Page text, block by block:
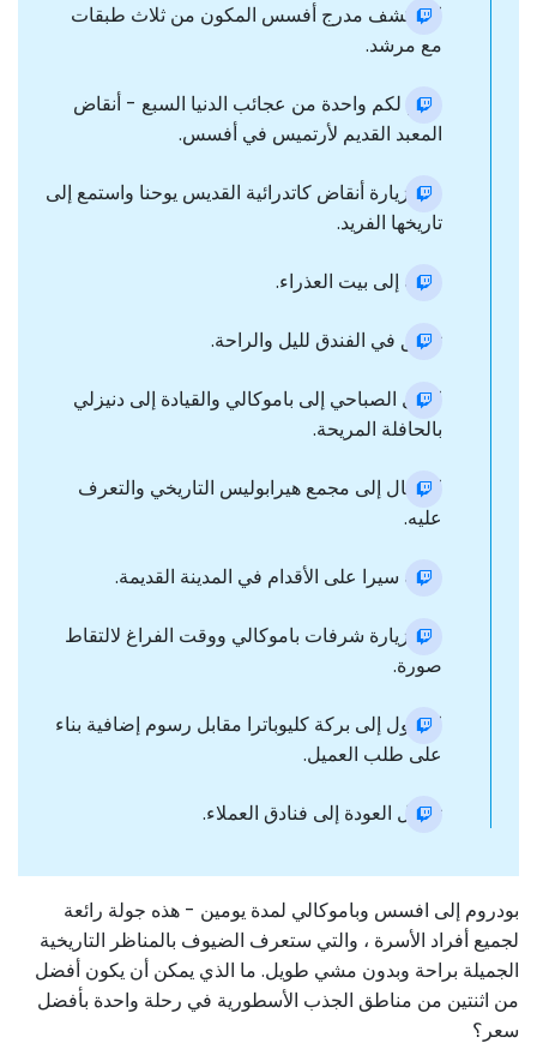
استكشف مدرج أفسس المكون من ثلاث طبقات
مع مرشد.
نقدم لكم واحدة من عجائب الدنيا السبع - أنقاض
المعبد القديم لأرتميس في أفسس.
قم بزيارة أنقاض كاتدرائية القديس يوحنا واستمع إلى
تاريخها الفريد.
رحلة إلى بيت العذراء.
تحقق في الفندق لليل والراحة.
النقل الصباحي إلى باموكالي والقيادة إلى دنيزلي
بالحافلة المريحة.
الانتقال إلى مجمع هيرابوليس التاريخي والتعرف
عليه.
جولة سيرا على الأقدام في المدينة القديمة.
قم بزيارة شرفات باموكالي ووقت الفراغ لالتقاط
صورة.
الدخول إلى بركة كليوباترا مقابل رسوم إضافية بناء
على طلب العميل.
تحويل العودة إلى فنادق العملاء.
بودروم إلى افسس وباموكالي لمدة يومين - هذه جولة رائعة
لجميع أفراد الأسرة ، والتي ستعرف الضيوف بالمناظر التاريخية
الجميلة براحة وبدون مشي طويل. ما الذي يمكن أن يكون أفضل
من اثنتين من مناطق الجذب الأسطورية في رحلة واحدة بأفضل
سعر؟